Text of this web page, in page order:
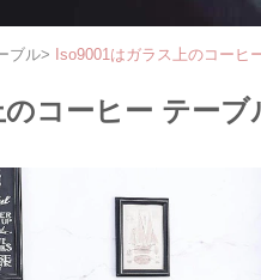
ブル> Iso9001はガラス上のコーヒ
コーヒー テー